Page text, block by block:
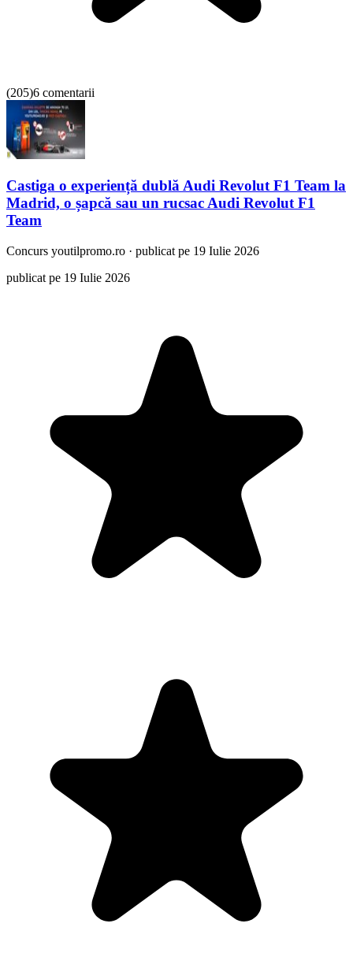
(205)6 comentarii
Castiga o experiență dublă Audi Revolut F1 Team la
Madrid, o șapcă sau un rucsac Audi Revolut F1
Team
Concurs youtilpromo.ro · publicat pe 19 Iulie 2026
publicat pe 19 Iulie 2026